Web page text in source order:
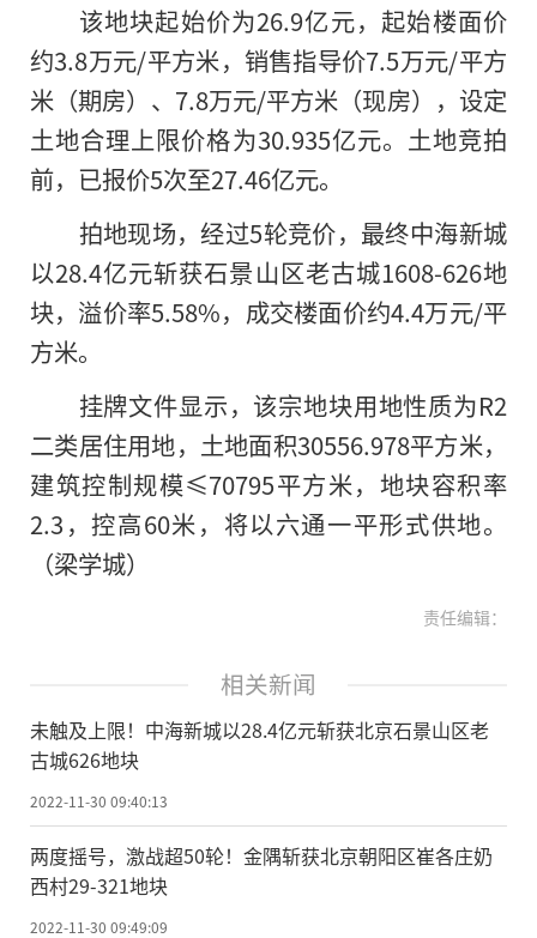
该地块起始价为26.9亿元，起始楼面价
约3.8万元/平方米，销售指导价7.5万元/平方
米（期房）、7.8万元/平方米（现房），设定
土地合理上限价格为30.935亿元。土地竞拍
前，已报价5次至27.46亿元。
拍地现场，经过5轮竞价，最终中海新城
以28.4亿元斩获石景山区老古城1608-626地
块，溢价率5.58%，成交楼面价约4.4万元/平
方米。
挂牌文件显示，该宗地块用地性质为R2
二类居住用地，土地面积30556.978平方米，
建筑控制规模≤70795平方米，地块容积率
2.3，控高60米，将以六通一平形式供地。
（梁学城）
责任编辑：
相关新闻
未触及上限！中海新城以28.4亿元斩获北京石景山区老
古城626地块
2022-11-30 09:40:13
两度摇号，激战超50轮！金隅斩获北京朝阳区崔各庄奶
西村29-321地块
2022-11-30 09:49:09